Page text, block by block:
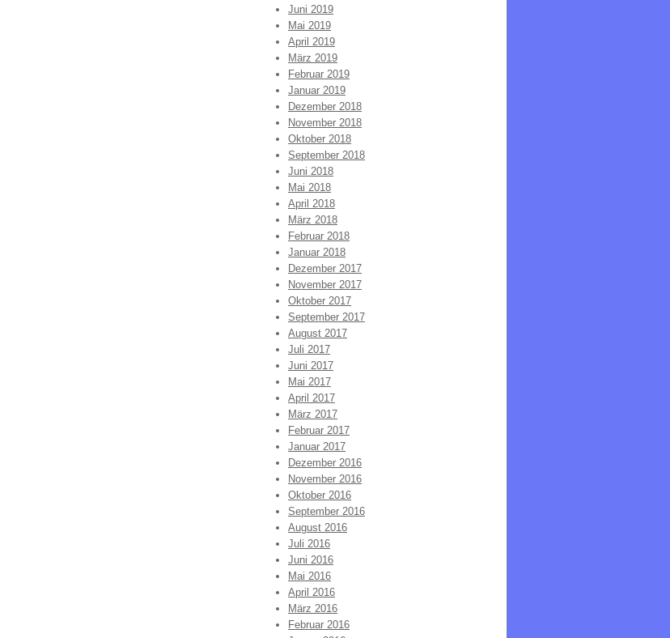
Juni 2019
Mai 2019
April 2019
März 2019
Februar 2019
Januar 2019
Dezember 2018
November 2018
Oktober 2018
September 2018
Juni 2018
Mai 2018
April 2018
März 2018
Februar 2018
Januar 2018
Dezember 2017
November 2017
Oktober 2017
September 2017
August 2017
Juli 2017
Juni 2017
Mai 2017
April 2017
März 2017
Februar 2017
Januar 2017
Dezember 2016
November 2016
Oktober 2016
September 2016
August 2016
Juli 2016
Juni 2016
Mai 2016
April 2016
März 2016
Februar 2016